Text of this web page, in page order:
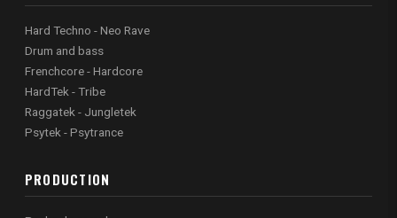
Hard Techno - Neo Rave
Drum and bass
Frenchcore - Hardcore
HardTek - Tribe
Raggatek - Jungletek
Psytek - Psytrance
PRODUCTION